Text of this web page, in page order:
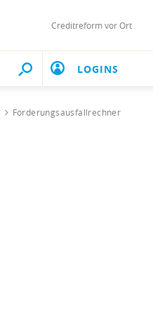
Creditreform vor Ort
LOGINS
Forderungsausfallrechner